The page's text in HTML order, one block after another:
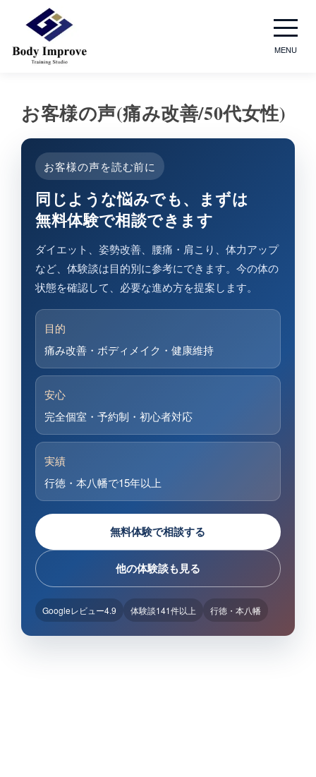
MENU
お客様の​声(痛み改善/50​代女性)
お客様の声を読む前に
同じような​悩みでも、​まずは​
無料体験で​相談できます
ダイエット、姿勢改善、腰痛・肩こり、体力アップ
など、体験談は目的別に参考にできます。今の体の
状態を確認して、必要な進め方を提案します。
目的
痛み改善・ボディメイク・健康維持
安心
完全個室・予約制・初心者対応
実績
行徳・本八幡で15年以上
無料体験で相談する
他の体験談も見る
Googleレビュー4.9 体験談141件以上 行徳・本八幡